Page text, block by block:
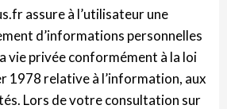
assure à l’utilisateur une
d’informations personnelles
vie privée conformément à la loi
1978 relative à l’information, aux
Lors de votre consultation sur